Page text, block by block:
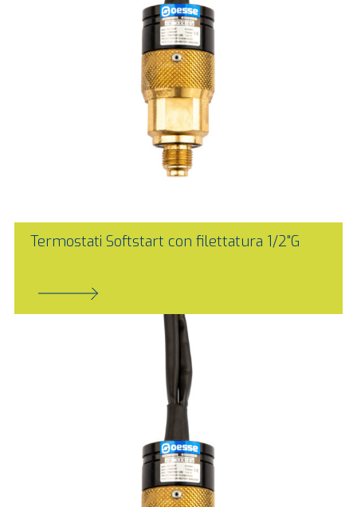
Termostati Softstart con filettatura 1/2"G